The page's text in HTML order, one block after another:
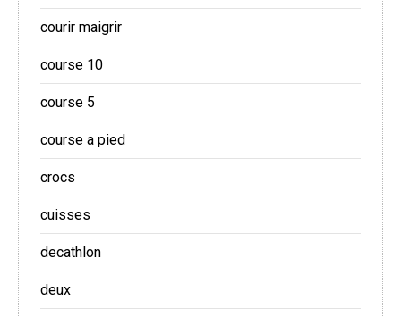
courir maigrir
course 10
course 5
course a pied
crocs
cuisses
decathlon
deux